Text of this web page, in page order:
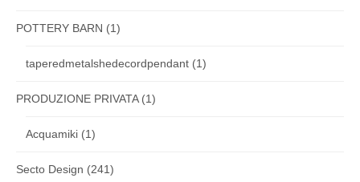
POTTERY BARN (1)
taperedmetalshedecordpendant (1)
PRODUZIONE PRIVATA(1)
Acquamiki (1)
Secto Design (241)